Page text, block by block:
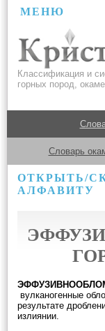
МЕНЮ
Классификация и
горных пород,
Словарь
ОТКРЫТЬ/
АЛФАВИТУ
вулканогенные
результате
излиянии.